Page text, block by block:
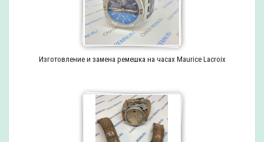
Изготовление и замена ремешка на часах Maurice Lacroix